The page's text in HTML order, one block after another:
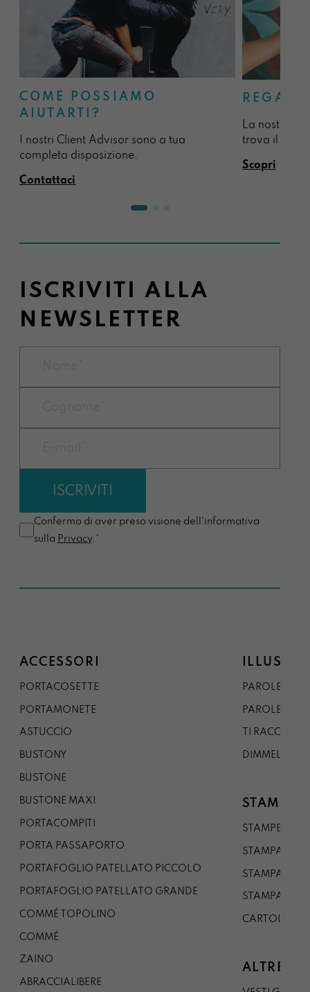
COME POSSIAMO
AIUTARTI?
I nostri Client Advisor sono a tua
completa disposizione.
Contattaci
La nostra
trova il
Scopri
ISCRIVITI ALLA
NEWSLETTER
Confermo di aver preso visione dell'informativa
sulla Privacy.*
ACCESSORI
PORTACOSETTE
PORTAMONETE
ASTUCCIO
BUSTONY
BUSTONE
BUSTONE MAXI
PORTACOMPITI
PORTA PASSAPORTO
PORTAFOGLIO PATELLATO PICCOLO
PORTAFOGLIO PATELLATO GRANDE
COMMÉ TOPOLINO
COMMÉ
ZAINO
ABRACCIALIBERE
PAROLE DAL
PAROLE DA
TI
DIMMELO
STAMPE
STAMPE A5
STAMPA A3
STAMPA A1
STAMPA A0
CARTOLINA
ALTRE